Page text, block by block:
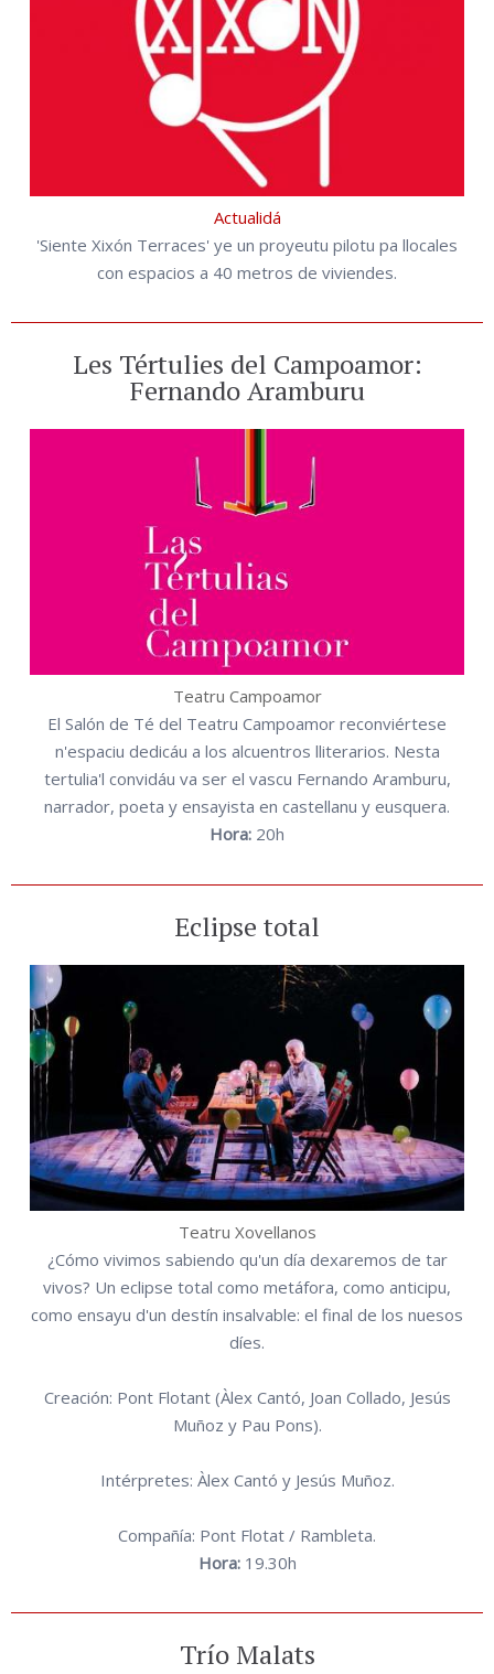
Actualidá
'Siente Xixón Terraces' ye un proyeutu pilotu pa llocales
con espacios a 40 metros de viviendes.
Les Tértulies del Campoamor:
Fernando Aramburu
Teatru Campoamor
El Salón de Té del Teatru Campoamor reconviértese
n'espaciu dedicáu a los alcuentros lliterarios. Nesta
tertulia'l convidáu va ser el vascu Fernando Aramburu,
narrador, poeta y ensayista en castellanu y eusquera.
Hora: 20h
Eclipse total
Teatru Xovellanos
¿Cómo vivimos sabiendo qu'un día dexaremos de tar
vivos? Un eclipse total como metáfora, como anticipu,
como ensayu d'un destín insalvable: el final de los nuesos
díes.
Creación: Pont Flotant (Àlex Cantó, Joan Collado, Jesús
Muñoz y Pau Pons).
Intérpretes: Àlex Cantó y Jesús Muñoz.
Compañía: Pont Flotat / Rambleta.
Hora:19.30h
Trío Malats